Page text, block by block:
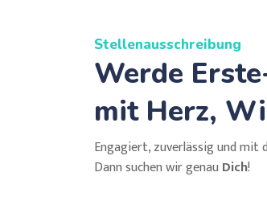
Stellenausschreibung
Werde
mit Herz,
Engagiert, zuverlässig und mit
Dann suchen wir genau Dich!